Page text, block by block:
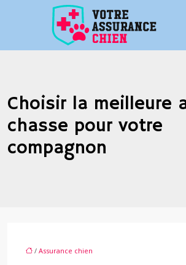
Choisir la meilleure
chasse pour votre
compagnon
/ Assurance chien